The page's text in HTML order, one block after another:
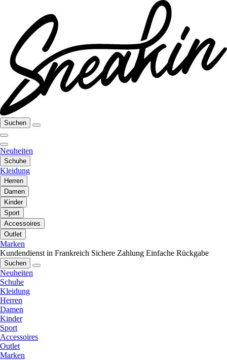
Suchen
Neuheiten
Schuhe
Kleidung
Herren
Damen
Kinder
Sport
Accessoires
Outlet
Marken
Kundendienst in Frankreich Sichere Zahlung Einfache Rückgabe
Suchen
Neuheiten
Schuhe
Kleidung
Herren
Damen
Kinder
Sport
Accessoires
Outlet
Marken